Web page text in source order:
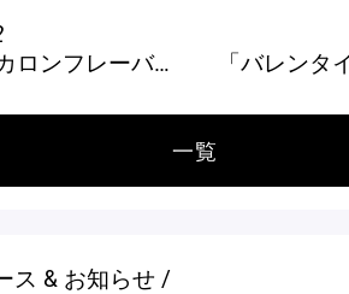
ロンフレーバー
「バレンタイン コレクション 2026
一覧
ス & お知らせ